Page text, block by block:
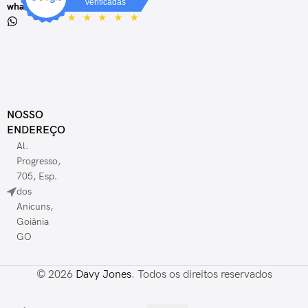
whatsapp
NOSSO
ENDEREÇO
Al.
Progresso,
705, Esp.
dos
Anicuns,
Goiânia
GO
© 2026 Davy Jones. Todos os direitos reservados